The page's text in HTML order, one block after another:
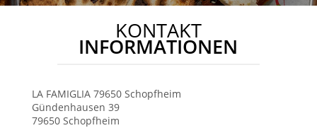
KONTAKT
INFORMATIONEN
LA FAMIGLIA 79650 Schopfheim
Gündenhausen 39
79650 Schopfheim